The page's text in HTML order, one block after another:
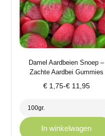
Damel Aardbeien Snoep –
Zachte Aardbei Gummies
€1,75-€11,95
Prijsklasse:
tot
€ 11,95
In winkelwagen